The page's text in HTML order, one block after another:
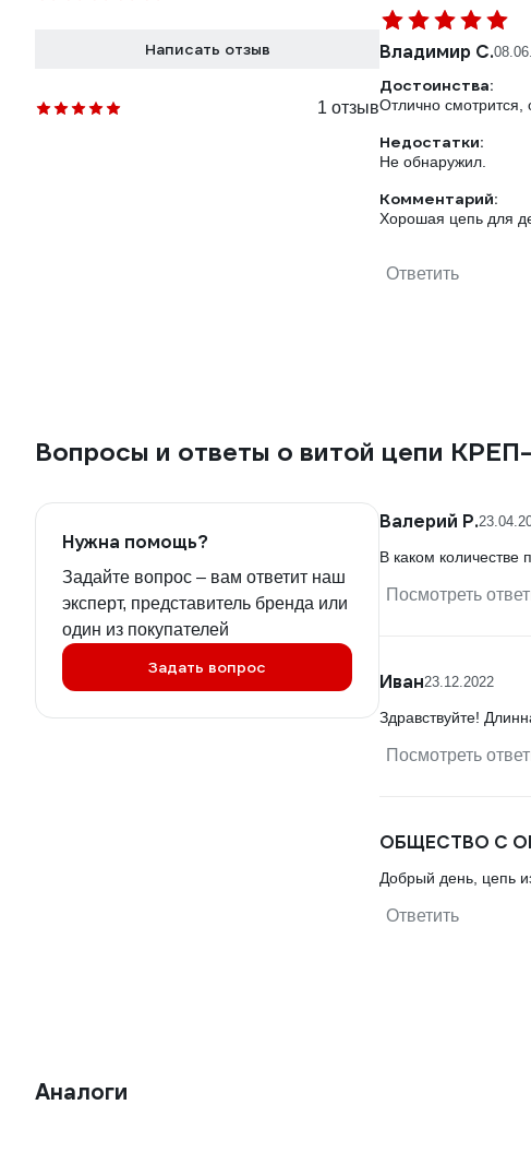
Написать отзыв
1 отзыв
Владимир С.
Достоинства:
Отлично смотрится,
Недостатки:
Не обнаружил.
Комментарий:
Хорошая цепь для
Ответить
Вопросы и ответы о витой цепи
Нужна помощь?
Задайте вопрос – вам ответит наш
эксперт, представитель бренда или
один из покупателей
Задать вопрос
Валерий Р.
В каком количестве
Посмотреть
Иван23.12.2022
Здравствуйте!
Посмотреть
ОБЩЕСТВО С
Добрый день, цепь
Ответить
Аналоги